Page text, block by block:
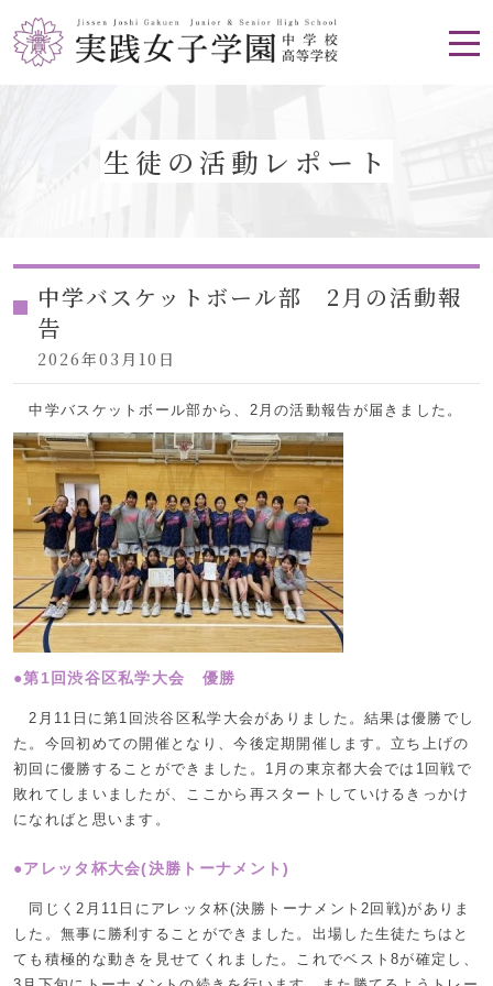
生徒の活動レポート
中学バスケットボール部 2月の活動報
告
2026年03月10日
中学バスケットボール部から、2月の活動報告が届きました。
●第1回渋谷区私学大会 優勝
2月11日に第1回渋谷区私学大会がありました。結果は優勝でし
た。今回初めての開催となり、今後定期開催します。立ち上げの
初回に優勝することができました。1月の東京都大会では1回戦で
敗れてしまいましたが、ここから再スタートしていけるきっかけ
になればと思います。
●アレッタ杯大会(決勝トーナメント)
同じく2月11日にアレッタ杯(決勝トーナメント2回戦)がありま
した。無事に勝利することができました。出場した生徒たちはと
ても積極的な動きを見せてくれました。これでベスト8が確定し、